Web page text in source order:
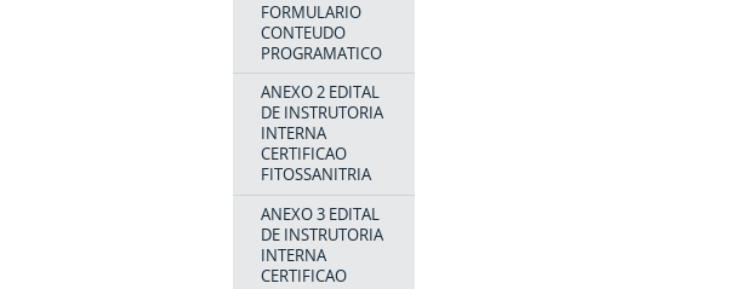
FORMULARIO
CONTEUDO
PROGRAMATICO
ANEXO 2 EDITAL
DE INSTRUTORIA
INTERNA
CERTIFICAO
FITOSSANITRIA
ANEXO 3 EDITAL
DE INSTRUTORIA
INTERNA
CERTIFICAO